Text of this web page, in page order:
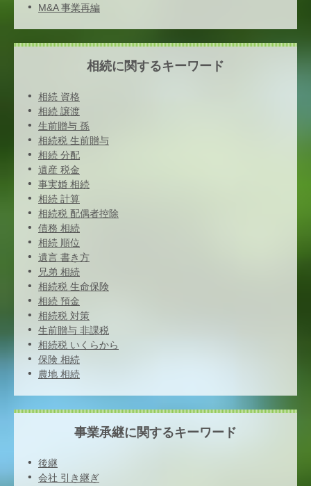
M&A 事業再編
相続に関するキーワード
相続 資格
相続 譲渡
生前贈与 孫
相続税 生前贈与
相続 分配
遺産 税金
事実婚 相続
相続 計算
相続税 配偶者控除
債務 相続
相続 順位
遺言 書き方
兄弟 相続
相続税 生命保険
相続 預金
相続税 対策
生前贈与 非課税
相続税 いくらから
保険 相続
農地 相続
事業承継に関するキーワード
後継
会社 引き継ぎ